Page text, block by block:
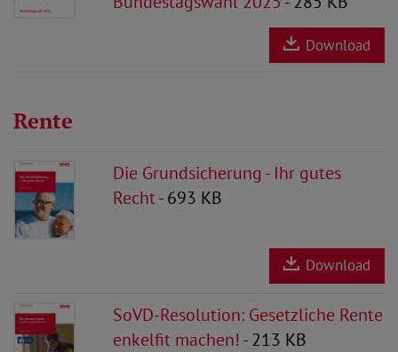
Download
Rente
Die Grundsicherung - Ihr gutes
Recht- 693 KB
Download
SoVD-Resolution: Gesetzliche Rente
enkelfit machen!- 213 KB